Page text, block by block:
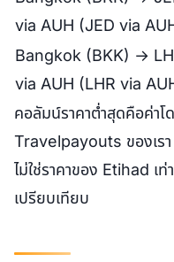
via AUH (JED via
Bangkok (BKK) →
via AUH (LHR via
คอลัมน์ราคาต่ำสุดคือค่าโ
Travelpayouts ของเร
ไม่ใช่ราคาของ Etihad เ
เปรียบเทียบ